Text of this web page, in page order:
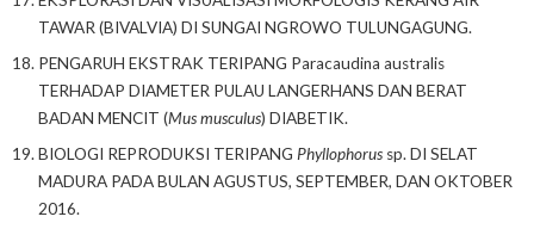
TAWAR (BIVALVIA) DI SUNGAI NGROWO TULUNGAGUNG.
PENGARUH EKSTRAK TERIPANG Paracaudina australis
TERHADAP DIAMETER PULAU LANGERHANS DAN BERAT
BADAN MENCIT (Mus musculus) DIABETIK.
BIOLOGI REPRODUKSI TERIPANG Phyllophorus sp. DI SELAT
MADURA PADA BULAN AGUSTUS, SEPTEMBER, DAN OKTOBER
2016.